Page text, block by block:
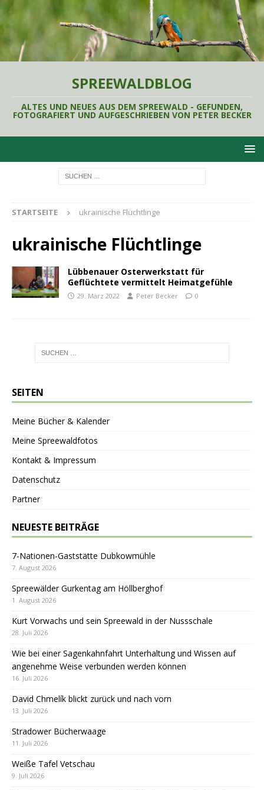
SPREEWALDBLOG
ALTES UND NEUES AUS DEM SPREEWALD - GEFUNDEN,
FOTOGRAFIERT UND AUFGESCHRIEBEN VON PETER BECKER
STARTSEITE ukrainische Flüchtlinge
ukrainische Flüchtlinge
Lübbenauer Osterwerkstatt für
Geflüchtete vermittelt Heimatgefühle
29. März 2022 Peter Becker 0
SEITEN
Meine Bücher & Kalender
Meine Spreewaldfotos
Kontakt & Impressum
Datenschutz
Partner
NEUESTE BEITRÄGE
7-Nationen-Gaststätte Dubkowmühle
7. August 2026
Spreewälder Gurkentag am Höllberghof
1. August 2026
Kurt Vorwachs und sein Spreewald in der Nussschale
28. Juli 2026
Wie bei einer Sagenkahnfahrt Unterhaltung und Wissen auf
angenehme Weise verbunden werden können
16. Juli 2026
David Chmelík blickt zurück und nach vorn
13. Juli 2026
Stradower Bücherwaage
11. Juli 2026
Weiße Tafel Vetschau
9. Juli 2026